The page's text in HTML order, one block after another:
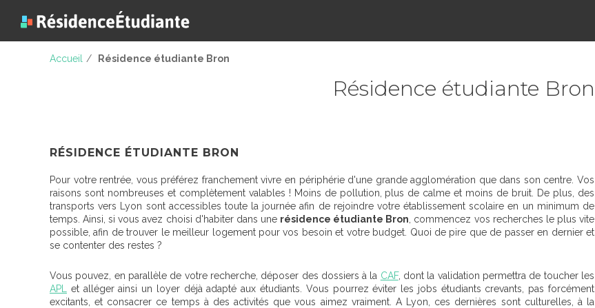
Accueil / Résidence étudiante Bron
Résidence étudiante Bron
RÉSIDENCE ÉTUDIANTE BRON
Pour votre rentrée, vous préférez franchement vivre en périphérie d'une grande agglomération que dans son centre. Vos
raisons sont nombreuses et complètement valables ! Moins de pollution, plus de calme et moins de bruit. De plus, des
transports vers Lyon sont accessibles toute la journée afin de rejoindre votre établissement scolaire en un minimum de
temps. Ainsi, si vous avez choisi d'habiter dans une résidence étudiante Bron , commencez vos recherches le plus vite
possible, afin de trouver le meilleur logement pour vos besoin et votre budget. Quoi de pire que de passer en dernier et
se contenter des restes ?
Vous pouvez, en parallèle de votre recherche, déposer des dossiers à la CAF, dont la validation permettra de toucher les
APL
et alléger ainsi un loyer déjà adapté aux étudiants. Vous pourrez éviter les jobs étudiants crevants, pas forcément
excitants, et consacrer ce temps à des activités que vous aimez vraiment. A Lyon, ces dernières sont culturelles, à la